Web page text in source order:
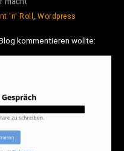
'n' Roll,Wordpress
kommentieren wollte: